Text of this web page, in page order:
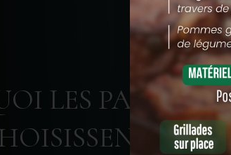
LES PARISIENS